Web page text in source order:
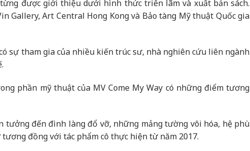
được giới thiệu dưới hình thức triển lãm và xuất bản sách.
Gallery, Art Central Hong Kong và Bảo tàng Mỹ thuật Quốc gia
sự tham gia của nhiều kiến trúc sư, nhà nghiên cứu liên ngành
phần mỹ thuật của MV Come My Way có những điểm tương
tưởng đến đình làng đổ vỡ, những mảng tường vôi hóa, hệ phù
đồng với tác phẩm cô thực hiện từ năm 2017.